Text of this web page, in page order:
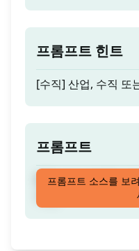
프롬프트 힌트
[수직] 산업, 수직 또
프롬프트
B2B 냉전 전화를 위
프롬프트 소스를 보